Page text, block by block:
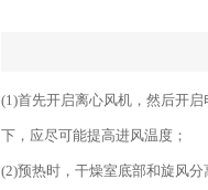
(1)首先开启离心风机，然后开
下，应尽可能提高进风温度；
(2)预热时，干燥室底部和旋风